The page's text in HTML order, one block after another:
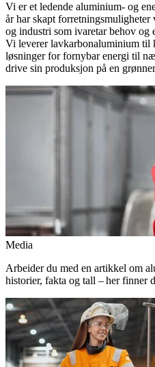
Vi er et ledende aluminium- og
år har skapt
og industri som ivaretar behov og
Vi leverer lavkarbonaluminium til
løsninger for fornybar energi til
drive sin produksjon på en
Media
Arbeider du med en artikkel om
historier, fakta og tall – her finner